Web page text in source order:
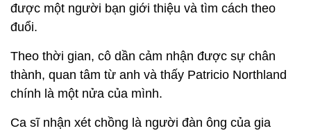
được một người bạn giới thiệu và tìm cách theo
đuổi.
Theo thời gian, cô dần cảm nhận được sự chân
thành, quan tâm từ anh và thấy Patricio Northland
chính là một nửa của mình.
Ca sĩ nhận xét chồng là người đàn ông của gia